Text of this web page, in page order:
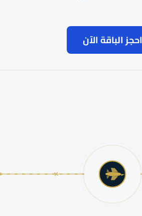
احجز الباقة الآن